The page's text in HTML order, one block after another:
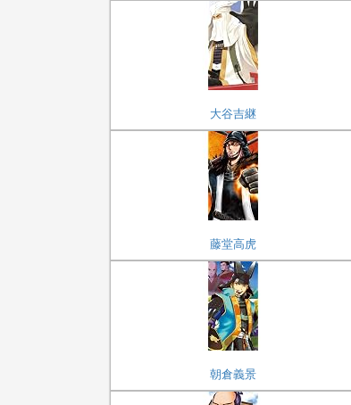
大谷吉継
藤堂高虎
朝倉義景